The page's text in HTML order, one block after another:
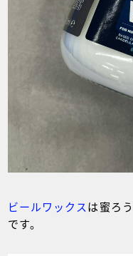
ビールワックスは蜜ろ
です。